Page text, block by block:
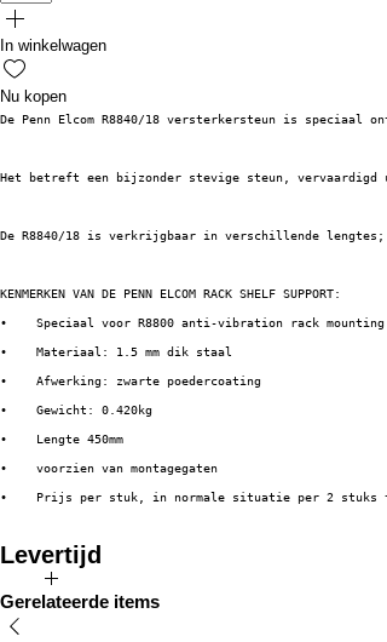
In winkelwagen
Nu kopen
De Penn Elcom R8840/18 versterkersteun is
Het betreft een bijzonder stevige steun, vervaardigd
De R8840/18 is verkrijgbaar in verschillende
KENMERKEN VAN DE PENN ELCOM RACK SHELF SUPPORT:
•    Speciaal voor R8800 anti-vibration rack mounting
•    Materiaal: 1.5 mm dik staal
•    Afwerking: zwarte poedercoating
•    Gewicht: 0.420kg
•    Lengte 450mm
•    voorzien van montagegaten
•    Prijs per stuk, in normale situatie per 2 stuks
Levertijd
Direct uit voorraad leverbaar
Gerelateerde items